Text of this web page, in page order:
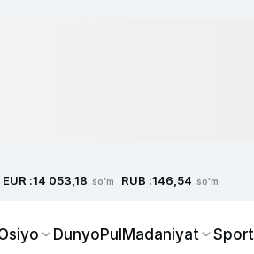
EUR :14 053,18 so'm RUB :146,54 so'm
DunyoPulMadaniyat Sport